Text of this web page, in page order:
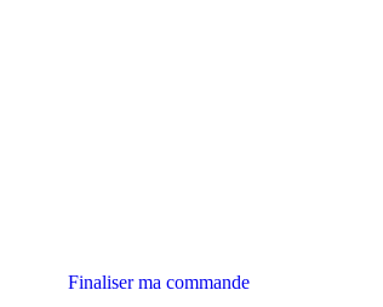
Finaliser ma commande